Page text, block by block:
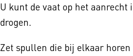
U kunt de vaat op het
drogen.
Zet spullen die bij elkaar